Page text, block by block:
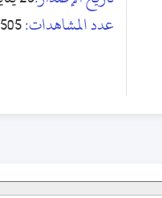
عدد المشاهدات:505